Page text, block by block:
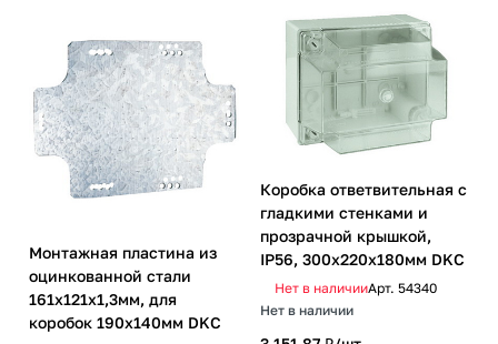
Монтажная пластина из
оцинкованной стали
161х121х1,3мм, для
коробок 190х140мм DKC
Коробка ответвительная с
гладкими стенками и
прозрачной крышкой,
IP56, 300х220х180мм DKC
Нет в наличииАрт. 54340
Нет в наличии